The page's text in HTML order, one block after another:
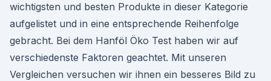
wichtigsten und besten Produkte in dieser Kategorie
aufgelistet und in eine entsprechende Reihenfolge
gebracht. Bei dem Hanföl Öko Test haben wir auf
verschiedenste Faktoren geachtet. Mit unseren
Vergleichen versuchen wir ihnen ein besseres Bild zu